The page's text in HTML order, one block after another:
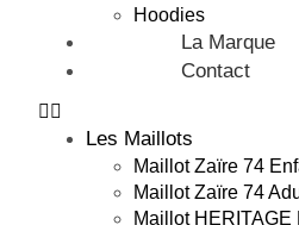
Hoodies
La Marque
Contact
Les Maillots
Maillot Zaïre 74
Maillot Zaïre 74
Maillot HERITAGE